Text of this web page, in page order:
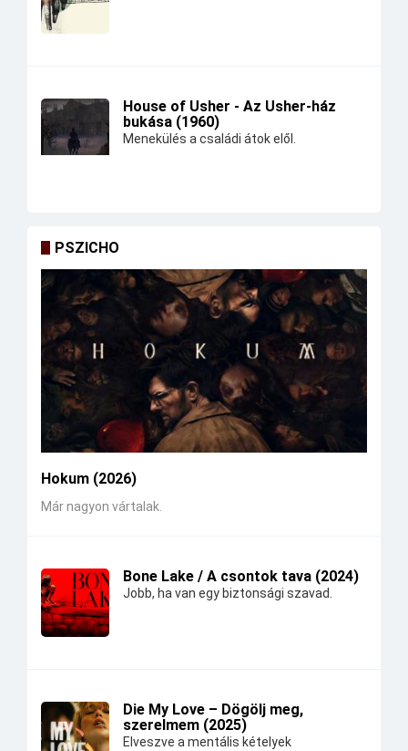
House of Usher - Az Usher-ház
bukása (1960)
Menekülés a családi átok elől.
PSZICHO
Hokum (2026)
Már nagyon vártalak.
Bone Lake / A csontok tava (2024)
Jobb, ha van egy biztonsági szavad.
Die My Love – Dögölj meg,
szerelmem (2025)
Elveszve a mentális kételyek